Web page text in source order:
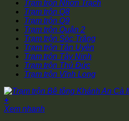
Trạm trộn Nhơn Trạch
Trạm trộn Q8
Trạm trộn Q9
Trạm trộn Quận 2
Trạm trộn Sóc Trăng
Trạm trộn Tân Uyên
Trạm trộn Tây Ninh
Trạm trộn Thủ Đức
Trạm trộn Vĩnh Long
+
Xem nhanh